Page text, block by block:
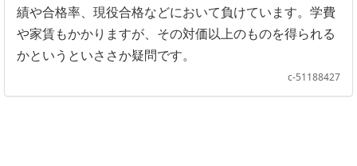
績や合格率、現役合格などにおいて負けています。学費
や家賃もかかりますが、その対価以上のものを得られる
かというといささか疑問です。
c-51188427